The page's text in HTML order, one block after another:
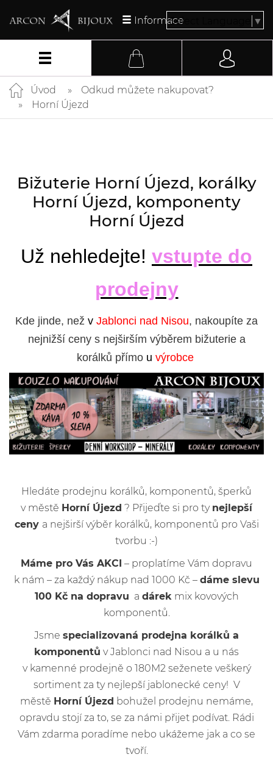
InformaceSelect Language ▼
Úvod
Odkud můžete nakupovat?
Horní Újezd
Bižuterie Horní Újezd, korálky
Horní Újezd, komponenty
Horní Újezd
Už nehledejte! vstupte do
prodejny
Kde jinde, než v Jablonci nad Nisou, nakoupíte za
nejnižší ceny s nejširším výběrem bižuterie a
korálků přímo u výrobce
Hledáte prodejnu korálků, komponentů, šperků
v městě Horní Újezd ? Přijeďte si pro ty nejlepší
ceny a nejširší výběr korálků, komponentů pro Vaši
tvorbu :-)
Máme pro Vás AKCI – proplatíme Vám dopravu
k nám – za každý nákup nad 1000 Kč – dáme slevu
100 Kč na dopravu a dárek mix kovových
komponentů.
Jsme specializovaná prodejna korálků a
komponentů v Jablonci nad Nisou a u nás
v kamenné prodejně o 180M2 seženete veškerý
sortiment za ty nejlepší jablonecké ceny! V
městě Horní Újezd bohužel prodejnu nemáme,
opravdu stojí za to, se za námi přijet podívat. Rádi
Vám zdarma poradíme nebo ukážeme jak a co se
tvoří.